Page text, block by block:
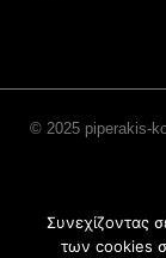
© 2025 piperakis-
Συνεχίζοντας
των cookies